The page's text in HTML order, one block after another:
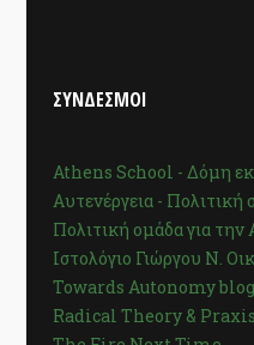
ΣΥΝΔΕΣΜΟΙ
Athens School - Δόμη
Αυτενέργεια - Πολιτική
Πολιτική ομάδα για την
Ιστολόγιο Γιώργου Ν.
Towards Autonomy blog
Radical Theory & Praxis